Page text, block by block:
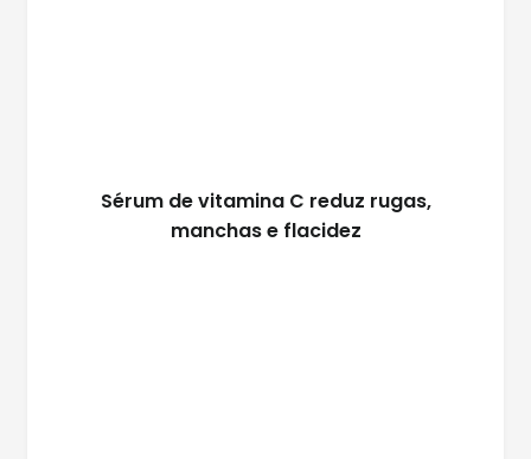
Sérum de vitamina C reduz rugas,
manchas e flacidez